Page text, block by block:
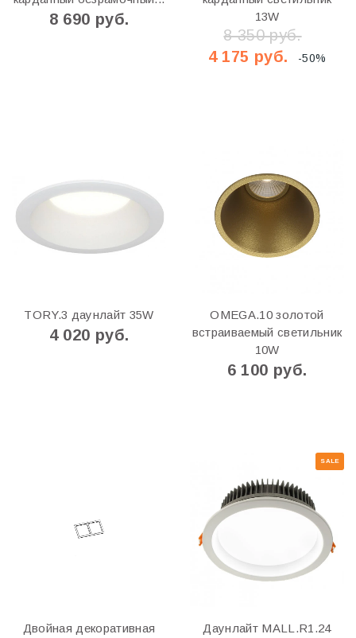
8 690 руб.
13W
8 350 руб.
4 175 руб.
-50%
TORY.3 даунлайт 35W
4 020 руб.
OMEGA.10 золотой
встраиваемый светильник
10W
6 100 руб.
Двойная декоративная
SALE
Даунлайт MALL.R1.24